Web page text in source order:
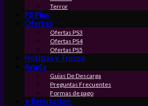
Terror
PS Plus
Ofertas
Ofertas PS3
Ofertas PS4
Ofertas PS5
Noticias y Trucos
Ayuda
Guias De Descarga
Preguntas Frecuentes
Formas de pago
⭐ Reputacion